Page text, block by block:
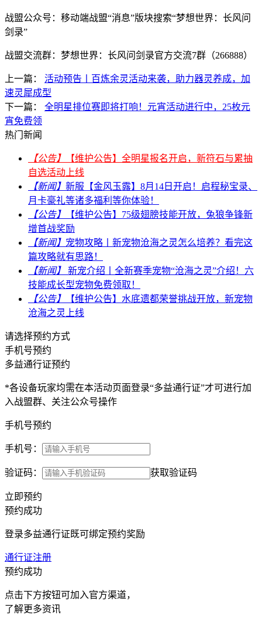
战盟公众号：移动端战盟“消息”版块搜索“梦想世界：长风问
剑录”
战盟交流群：梦想世界：长风问剑录官方交流7群（266888）
上一篇：
活动预告丨百炼余灵活动来袭，助力器灵养成，加
速灵犀成型
下一篇：
全明星排位赛即将打响！元宵活动进行中，25枚元
宵免费领
热门新闻
【公告】
【维护公告】全明星报名开启，新符石与累抽
自选活动上线
【新闻】 新服【金风玉露】8月14日开启！启程秘宝录、
月卡豪礼等诸多福利等你体验！
【公告】
【维护公告】75级翅膀技能开放，兔狼争锋新
增首战奖励
【新闻】 宠物攻略丨新宠物沧海之灵怎么培养？看完这
篇攻略就有思路！
【新闻】
新宠介绍丨全新赛季宠物“沧海之灵”介绍！六
技能成长型宠物免费领取！
【公告】
【维护公告】水底遗都荣誉挑战开放，新宠物
沧海之灵上线
请选择预约方式
手机号预约
多益通行证预约
*各设备玩家均需在本活动页面登录“多益通行证”才可进行加
入战盟群、关注公众号操作
手机号预约
手机号：
验证码： 获取验证码
立即预约
预约成功
登录多益通行证既可绑定预约奖励
通行证注册
预约成功
点击下方按钮可加入官方渠道，
了解更多资讯